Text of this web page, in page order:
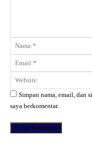
Komentar:
Simpan nama, email, dan
saya berkomentar.